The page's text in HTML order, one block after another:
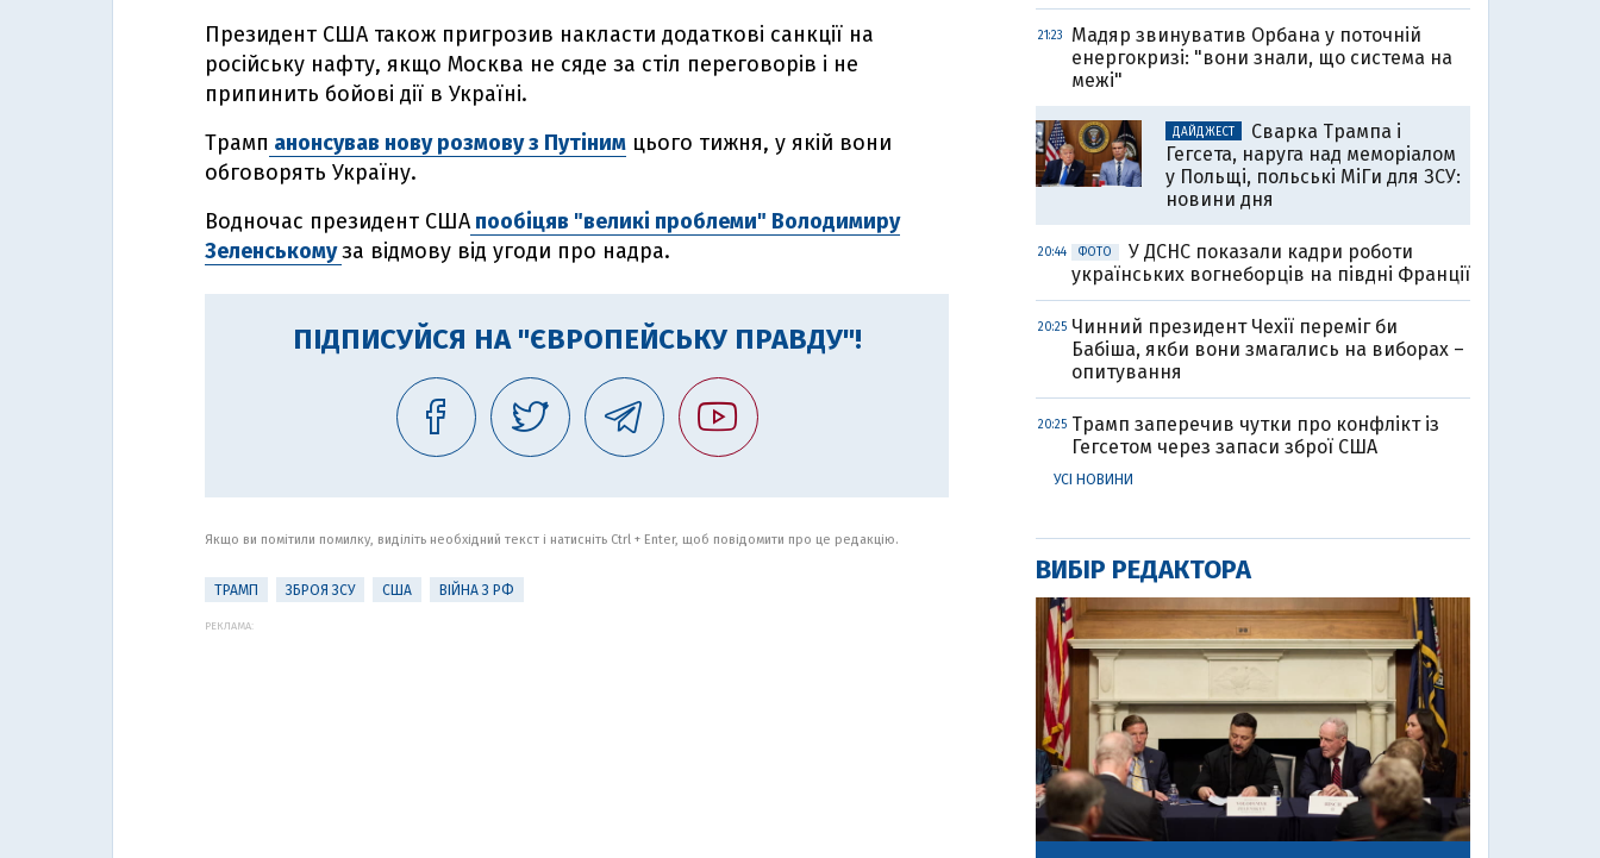
Президент США також пригрозив накласти додаткові санкції на
російську нафту, якщо Москва не сяде за стіл переговорів і не
припинить бойові дії в Україні.
Трамп анонсував нову розмову з Путіним цього тижня, у якій вони
обговорять Україну.
Водночас президент США пообіцяв "великі проблеми" Володимиру
Зеленськомуза відмову від угоди про надра.
ПІДПИСУЙСЯ НА "ЄВРОПЕЙСЬКУ ПРАВДУ"!
Якщо ви помітили помилку, виділіть необхідний текст і натисніть Ctrl + Enter, щоб повідомити про це редакцію.
ТРАМП ЗБРОЯ ЗСУ США ВІЙНА З РФ
РЕКЛАМА:
21:23
Мадяр звинуватив Орбана у поточній
енергокризі: "вони знали, що система на
межі"
ДАЙДЖЕСТ
Сварка Трампа і
Гегсета, наруга над меморіалом
у Польщі, польські МіГи для ЗСУ:
новини дня
20:44 ФОТО
У ДСНС показали кадри роботи
українських вогнеборців на півдні Франції
20:25 Чинний президент Чехії переміг би
Бабіша, якби вони змагались на виборах –
опитування
20:25 Трамп заперечив чутки про конфлікт із
Гегсетом через запаси зброї США
УСІ НОВИНИ
ВИБІР РЕДАКТОРА